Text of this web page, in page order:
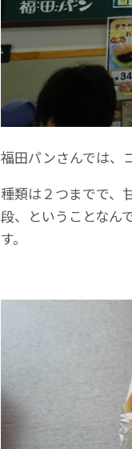
福田パンさんでは、
種類は２つまでで、
段、ということな
す。